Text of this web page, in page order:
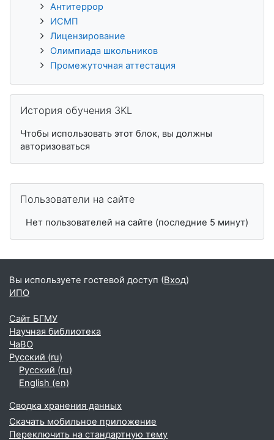
Антитеррор
ИСМП
Лицензирование
Олимпиада школьников
Промежуточная аттестация
История обучения 3KL
Чтобы использовать этот блок, вы должны
авторизоваться
Пользователи на сайте
Нет пользователей на сайте (последние 5 минут)
Вы используете гостевой доступ (Вход)
ИПО
Сайт БГМУ
Научная библиотека
ЧаВО
Русский ‎(ru)‎
Русский ‎(ru)‎
English ‎(en)‎
Сводка хранения данных
Скачать мобильное приложение
Переключить на стандартную тему